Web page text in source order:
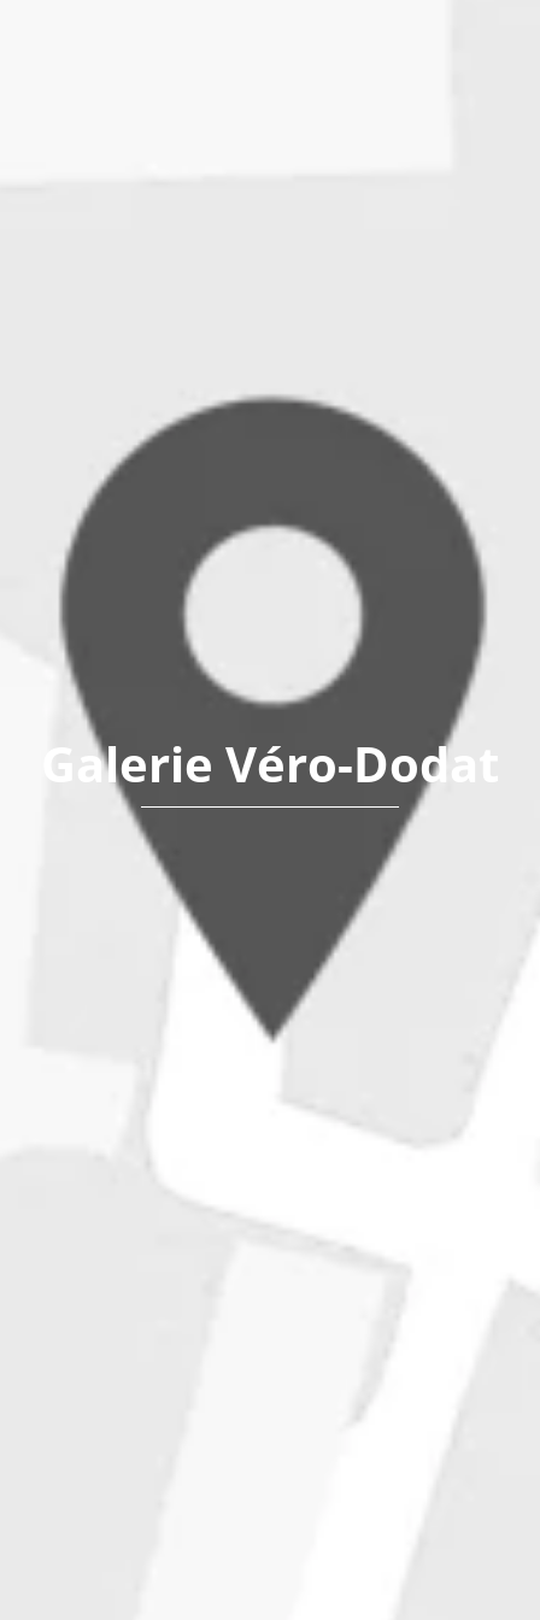
Galerie Véro-Dodat